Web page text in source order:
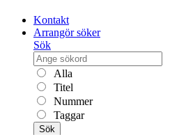
Kontakt
Arrangör söker
Sök
Alla
Titel
Nummer
Taggar
Sök